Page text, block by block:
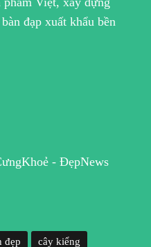
đạp xuất khẩu bền
Khoẻ - ĐẹpNews
đẹp cây kiểng